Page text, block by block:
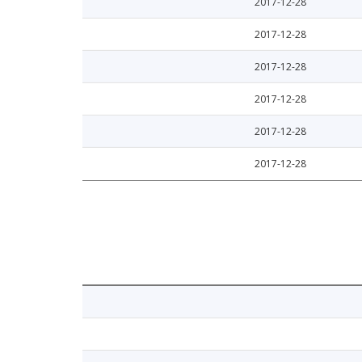
2017-12-28
2017-12-28
2017-12-28
2017-12-28
2017-12-28